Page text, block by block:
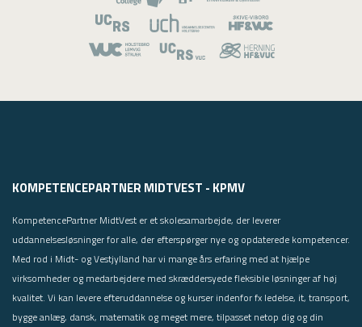
KOMPETENCEPARTNER MIDTVEST - KPMV
KompetencePartner MidtVest er et skolesamarbejde, der leverer
uddannelsesløsninger for alle, der efterspørger nye og opdaterede kompetencer.
Med rod i Midt- og Vestjylland har vi mange års erfaring med at hjælpe
virksomheder og medarbejdere med skræddersyede fleksible løsninger af høj
kvalitet. Vi kan levere efteruddannelse og kurser indenfor fx ledelse, it, transport,
bygge anlæg, dansk, matematik og meget mere, tilpasset netop dig og din